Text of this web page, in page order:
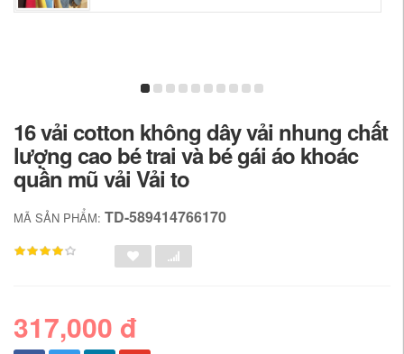
16 vải cotton không dây vải nhung chất
lượng cao bé trai và bé gái áo khoác
quần mũ vải Vải to
MÃ SẢN PHẨM: TD-589414766170
317,000 đ